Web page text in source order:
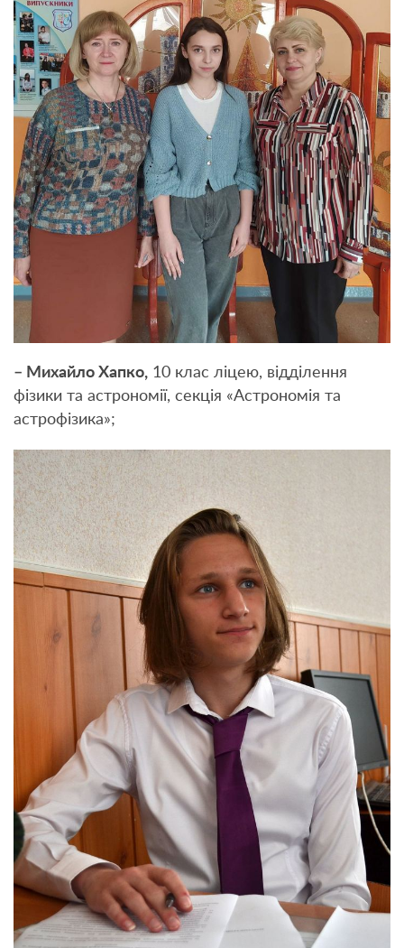
– Михайло Хапко, 10 клас ліцею, відділення
фізики та астрономії, секція «Астрономія та
астрофізика»;